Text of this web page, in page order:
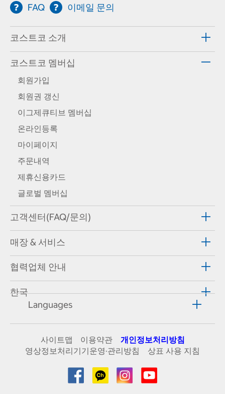
FAQ 이메일 문의
코스트코 소개
코스트코 멤버십
회원가입
회원권 갱신
이그제큐티브 멤버십
온라인등록
마이페이지
주문내역
제휴신용카드
글로벌 멤버십
고객센터(FAQ/문의)
매장 & 서비스
협력업체 안내
한국
Languages
사이트맵 이용약관
개인정보처리방침
영상정보처리기기운영·관리방침
상표 사용 지침